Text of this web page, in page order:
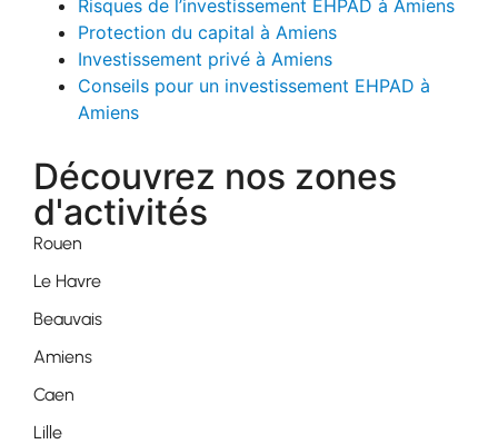
Risques de l’investissement EHPAD à Amiens
Protection du capital à Amiens
Investissement privé à Amiens
Conseils pour un investissement EHPAD à
Amiens
Découvrez nos zones
d'activités
Rouen
Le Havre
Beauvais
Amiens
Caen
Lille